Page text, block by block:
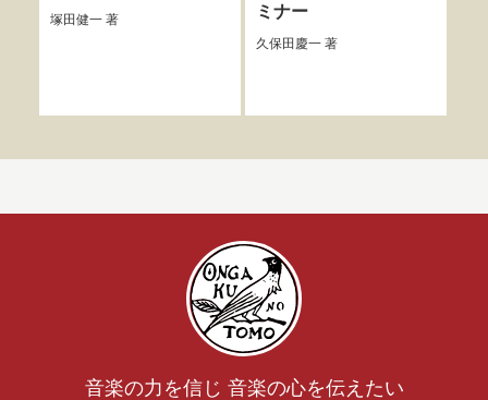
塚田健一著
ミナー
久保田慶一著
音楽の力を信じ 音楽の心を伝えたい